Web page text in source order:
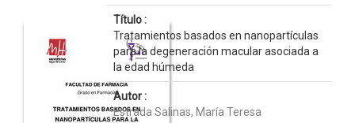
Título :
Tratamientos basados en nanopartículas
para la degeneración macular asociada a
la edad húmeda
Autor :
Estrada Salinas, María Teresa